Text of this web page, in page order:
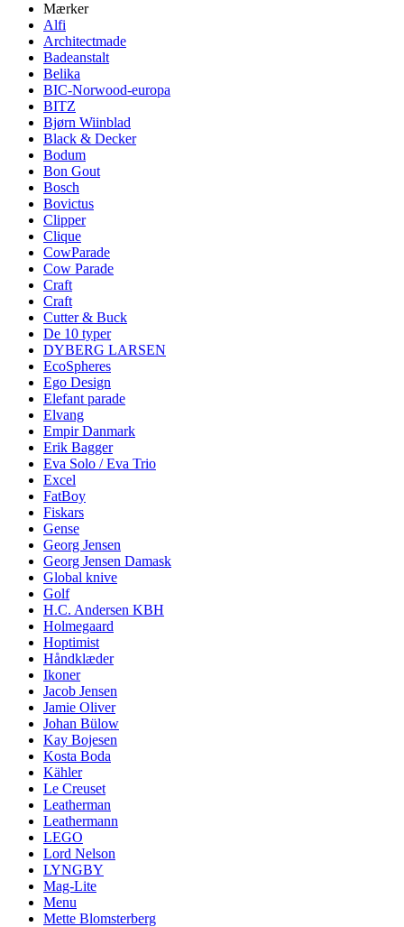
Mærker
Alfi
Architectmade
Badeanstalt
Belika
BIC-Norwood-europa
BITZ
Bjørn Wiinblad
Black & Decker
Bodum
Bon Gout
Bosch
Bovictus
Clipper
Clique
CowParade
Cow Parade
Craft
Craft
Cutter & Buck
De 10 typer
DYBERG LARSEN
EcoSpheres
Ego Design
Elefant parade
Elvang
Empir Danmark
Erik Bagger
Eva Solo / Eva Trio
Excel
FatBoy
Fiskars
Gense
Georg Jensen
Georg Jensen Damask
Global knive
Golf
H.C. Andersen KBH
Holmegaard
Hoptimist
Håndklæder
Ikoner
Jacob Jensen
Jamie Oliver
Johan Bülow
Kay Bojesen
Kosta Boda
Kähler
Le Creuset
Leatherman
Leathermann
LEGO
Lord Nelson
LYNGBY
Mag-Lite
Menu
Mette Blomsterberg